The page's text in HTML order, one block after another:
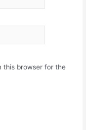
this browser for the